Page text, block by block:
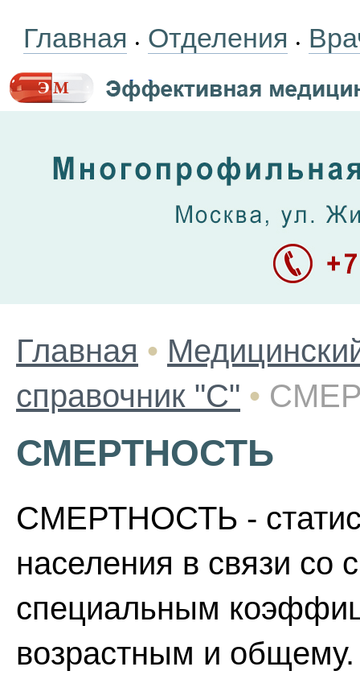
Главная • Отделения •
Главная •
справочник "С" •
СМЕРТНОСТЬ
СМЕРТНОСТЬ -
населения в связи со
специальным
возрастным и общему.